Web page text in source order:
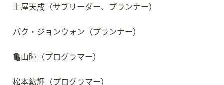
土屋天成（サブリーダー、プランナー）
パク・ジョンウォン（プランナー）
亀山瞳（プログラマー）
松本紘輝（プログラマー）